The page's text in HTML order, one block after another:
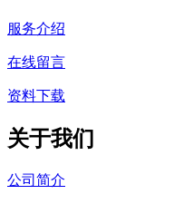
服务介绍
在线留言
资料下载
关于我们
公司简介